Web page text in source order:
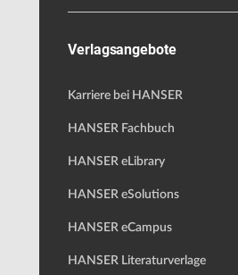
Verlagsangebote
Karriere bei HANSER
HANSER Fachbuch
HANSER eLibrary
HANSER eSolutions
HANSER eCampus
HANSER Literaturverlage